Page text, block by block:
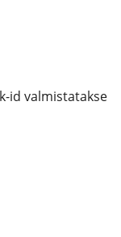
id valmistatakse